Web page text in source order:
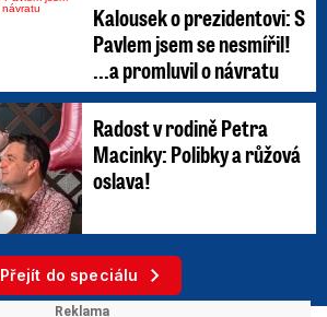
Kalousek o prezidentovi: S
Pavlem jsem se nesmířil!
...a promluvil o návratu
Radost v rodině Petra
Macinky: Polibky a růžová
oslava!
Přejít do speciálu